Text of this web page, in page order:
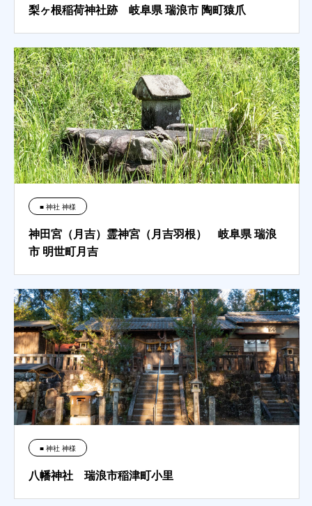
梨ヶ根稲荷神社跡 岐阜県 瑞浪市 陶町猿爪
■ 神社 神様
神田宮（月吉）霊神宮（月吉羽根） 岐阜県 瑞浪
市 明世町月吉
■ 神社 神様
八幡神社 瑞浪市稲津町小里